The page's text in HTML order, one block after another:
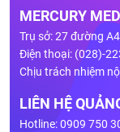
MERCURY
Trụ sở: 27 đường
Điện thoại: (028)-
Chịu trách nhiệm
LIÊN HỆ
Hotline: 0909 750